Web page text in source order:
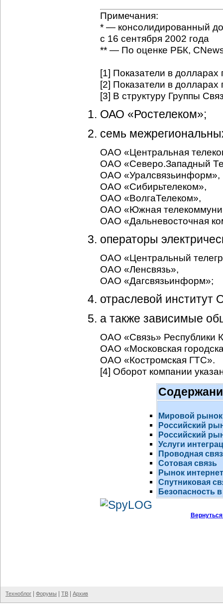
Примечания:
* — консолидированный
с 16 сентября 2002 года
** — По оценке РБК,
[1] Показатели в долларах
[2] Показатели в долларах
[3] В структуру Группы
ОАО «Ростелеком»;
семь
ОАО «Центральная
ОАО «Северо.Западный
ОАО «Уралсвязьинформ»,
ОАО «Сибирьтелеком»,
ОАО «ВолгаТелеком»,
ОАО «Южная
ОАО «Дальневосточная
операторы
ОАО «Центральный
ОАО «Ленсвязь»,
ОАО «Дагсвязьинфоpм»;
отраслевой институт
а также зависимые
ОАО «Связь» Республики
ОАО «Московская
ОАО «Костpомская ГТС».
[4] Оборот компании
Мировой рынок
Российский
Российский
Услуги
Проводная
Сотовая связь
Рынок
Спутниковая
Безопасность
Техноблог Форумы ТВ Архив